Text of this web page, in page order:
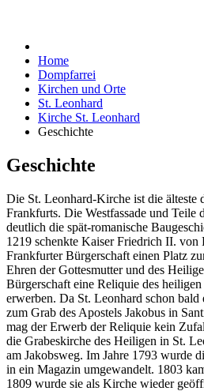
Home
Dompfarrei
Kirchen und Orte
St. Leonhard
Kirche St. Leonhard
Geschichte
Geschichte
Die St. Leonhard-Kirche ist die älteste
Frankfurts. Die Westfassade und Teile
deutlich die spät-romanische
1219 schenkte Kaiser Friedrich II. von
Frankfurter Bürgerschaft einen Platz
Ehren der Gottesmutter und des
Bürgerschaft eine Reliquie des
erwerben. Da St. Leonhard schon
zum Grab des Apostels Jakobus in
mag der Erwerb der Reliquie kein
die Grabeskirche des Heiligen in St.
am Jakobsweg. Im Jahre 1793 wurde
in ein Magazin umgewandelt. 1803
1809 wurde sie als Kirche wieder